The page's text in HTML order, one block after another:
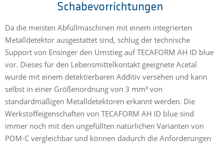
Schabevorrichtungen
Da die meisten Abfüllmaschinen mit einem integrierten
Metalldetektor ausgestattet sind, schlug der technische
Support von Ensinger den Umstieg auf TECAFORM AH ID blue
vor. Dieses für den Lebensmittelkontakt geeignete Acetal
wurde mit einem detektierbaren Additiv versehen und kann
selbst in einer Größenordnung von 3 mm³ von
standardmäßigen Metalldetektoren erkannt werden. Die
Werkstoffeigenschaften von TECAFORM AH ID blue sind
immer noch mit den ungefüllten natürlichen Varianten von
POM-C vergleichbar und können dadurch die Anforderungen